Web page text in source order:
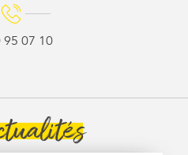
95 07 10